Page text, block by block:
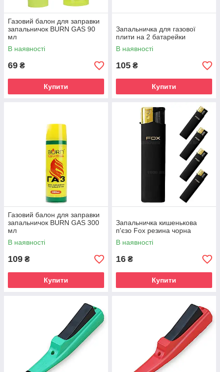
Газовий балон для заправки
запальничок BURN GAS 90
мл
В наявності
69 ₴
Купити
Запальничка для газової
плити на 2 батарейки
В наявності
105 ₴
Купити
Газовий балон для заправки
запальничок BURN GAS 300
мл
В наявності
109 ₴
Купити
Запальничка кишенькова
п'єзо Fox резина чорна
В наявності
16 ₴
Купити